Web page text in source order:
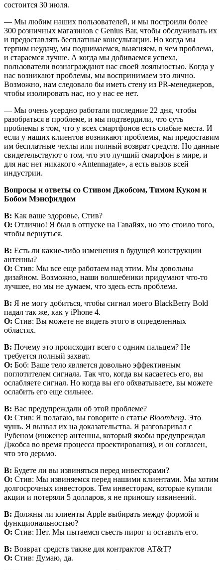
состоится 30 июля.
— Мы любим наших пользователей, и мы построили более
300 розничных магазинов с Genius Bar, чтобы обслуживать их
и предоставлять бесплатные консультации. Но когда мы
терпим неудачу, мы поднимаемся, выясняем, в чем проблема,
и стараемся лучше. А когда мы добиваемся успеха,
пользователи вознаграждают нас своей лояльностью. Когда у
нас возникают проблемы, мы воспринимаем это лично.
Возможно, нам следовало бы иметь стену из PR-менеджеров,
чтобы изолировать нас, но у нас ее нет.
— Мы очень усердно работали последние 22 дня, чтобы
разобраться в проблеме, и мы подтвердили, что суть
проблемы в том, что у всех смартфонов есть слабые места. И
если у наших клиентов возникают проблемы, мы предоставим
им бесплатные чехлы или полный возврат средств. Но данные
свидетельствуют о том, что это лучший смартфон в мире, и
для нас нет никакого «Antennagate», а есть вызов всей
индустрии.
Вопросы и ответы со Стивом Джобсом, Тимом Куком и
Бобом Мэнсфилдом
В: Как ваше здоровье, Стив?
О: Отлично! Я был в отпуске на Гавайях, но это стоило того,
чтобы вернуться.
В: Есть ли какие-либо изменения в будущей конструкции
антенны?
О: Стив: Мы все еще работаем над этим. Мы довольны
дизайном. Возможно, наши волшебники придумают что-то
лучшее, но мы не думаем, что здесь есть проблема.
В: Я не могу добиться, чтобы сигнал моего BlackBerry Bold
падал так же, как у iPhone 4.
О: Стив: Вы можете не видеть этого в определенных
областях.
В: Почему это происходит всего с одним пальцем? Не
требуется полный захват.
О: Боб: Ваше тело является довольно эффективным
поглотителем сигнала. Так что, когда вы касаетесь его, вы
ослабляете сигнал. Но когда вы его обхватываете, вы можете
ослабить его еще сильнее.
В: Вас предупреждали об этой проблеме?
О: Стив: Я полагаю, вы говорите о статье Bloomberg. Это
чушь. Я вызвал их на доказательства. Я разговаривал с
Рубеном (инженер антенны, который якобы предупреждал
Джобса во время процесса проектирования), и он согласен,
что это дерьмо.
В: Будете ли вы извиняться перед инвесторами?
О: Стив: Мы извиняемся перед нашими клиентами. Мы хотим
долгосрочных инвесторов. Тем инвесторам, которые купили
акции и потеряли 5 долларов, я не приношу извинений.
В: Должны ли клиенты Apple выбирать между формой и
функциональностью?
О: Стив: Нет. Мы пытаемся съесть пирог и оставить его.
В: Возврат средств также для контрактов AT&T?
О: Стив: Думаю, да.